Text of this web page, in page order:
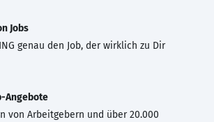
Jobs
genau den Job, der wirklich zu Dir
Angebote
von Arbeitgebern und über 20.000